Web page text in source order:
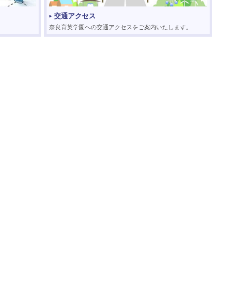
交通アクセス
奈良育英学園への交通アクセスをご案内いたします。